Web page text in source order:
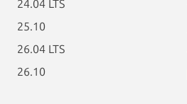
24.04 LTS
25.10
26.04 LTS
26.10